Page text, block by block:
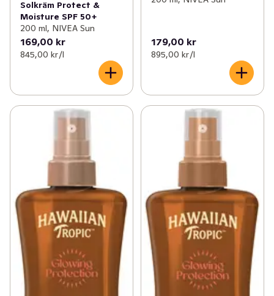
Solkräm Protect &
Moisture SPF 50+
200 ml, NIVEA Sun
169,00 kr
845,00 kr /l
179,00 kr
895,00 kr /l